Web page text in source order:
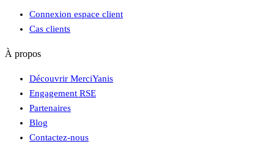
Connexion espace client
Cas clients
À propos
Découvrir MerciYanis
Engagement RSE
Partenaires
Blog
Contactez-nous